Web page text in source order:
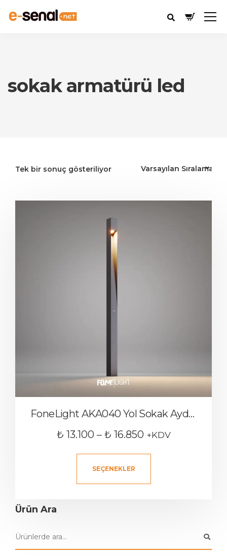
sokak armatürü led
Tek bir sonuç gösteriliyor
FoneLight AKA040 Yol Sokak Aydınlatma Direği
₺ 13.100 – ₺ 16.850 +KDV
SEÇENEKLER
Ürün Ara